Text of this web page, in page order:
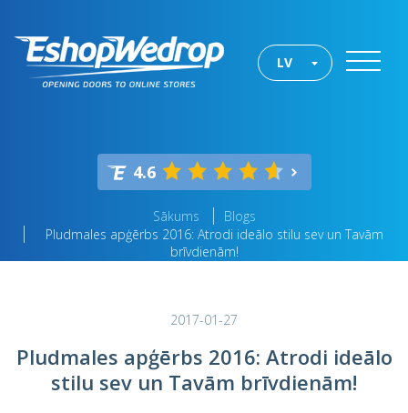
LV
4.6
Sākums
Blogs
Pludmales apģērbs 2016: Atrodi ideālo stilu sev un Tavām
brīvdienām!
2017-01-27
Pludmales apģērbs 2016: Atrodi ideālo
stilu sev un Tavām brīvdienām!